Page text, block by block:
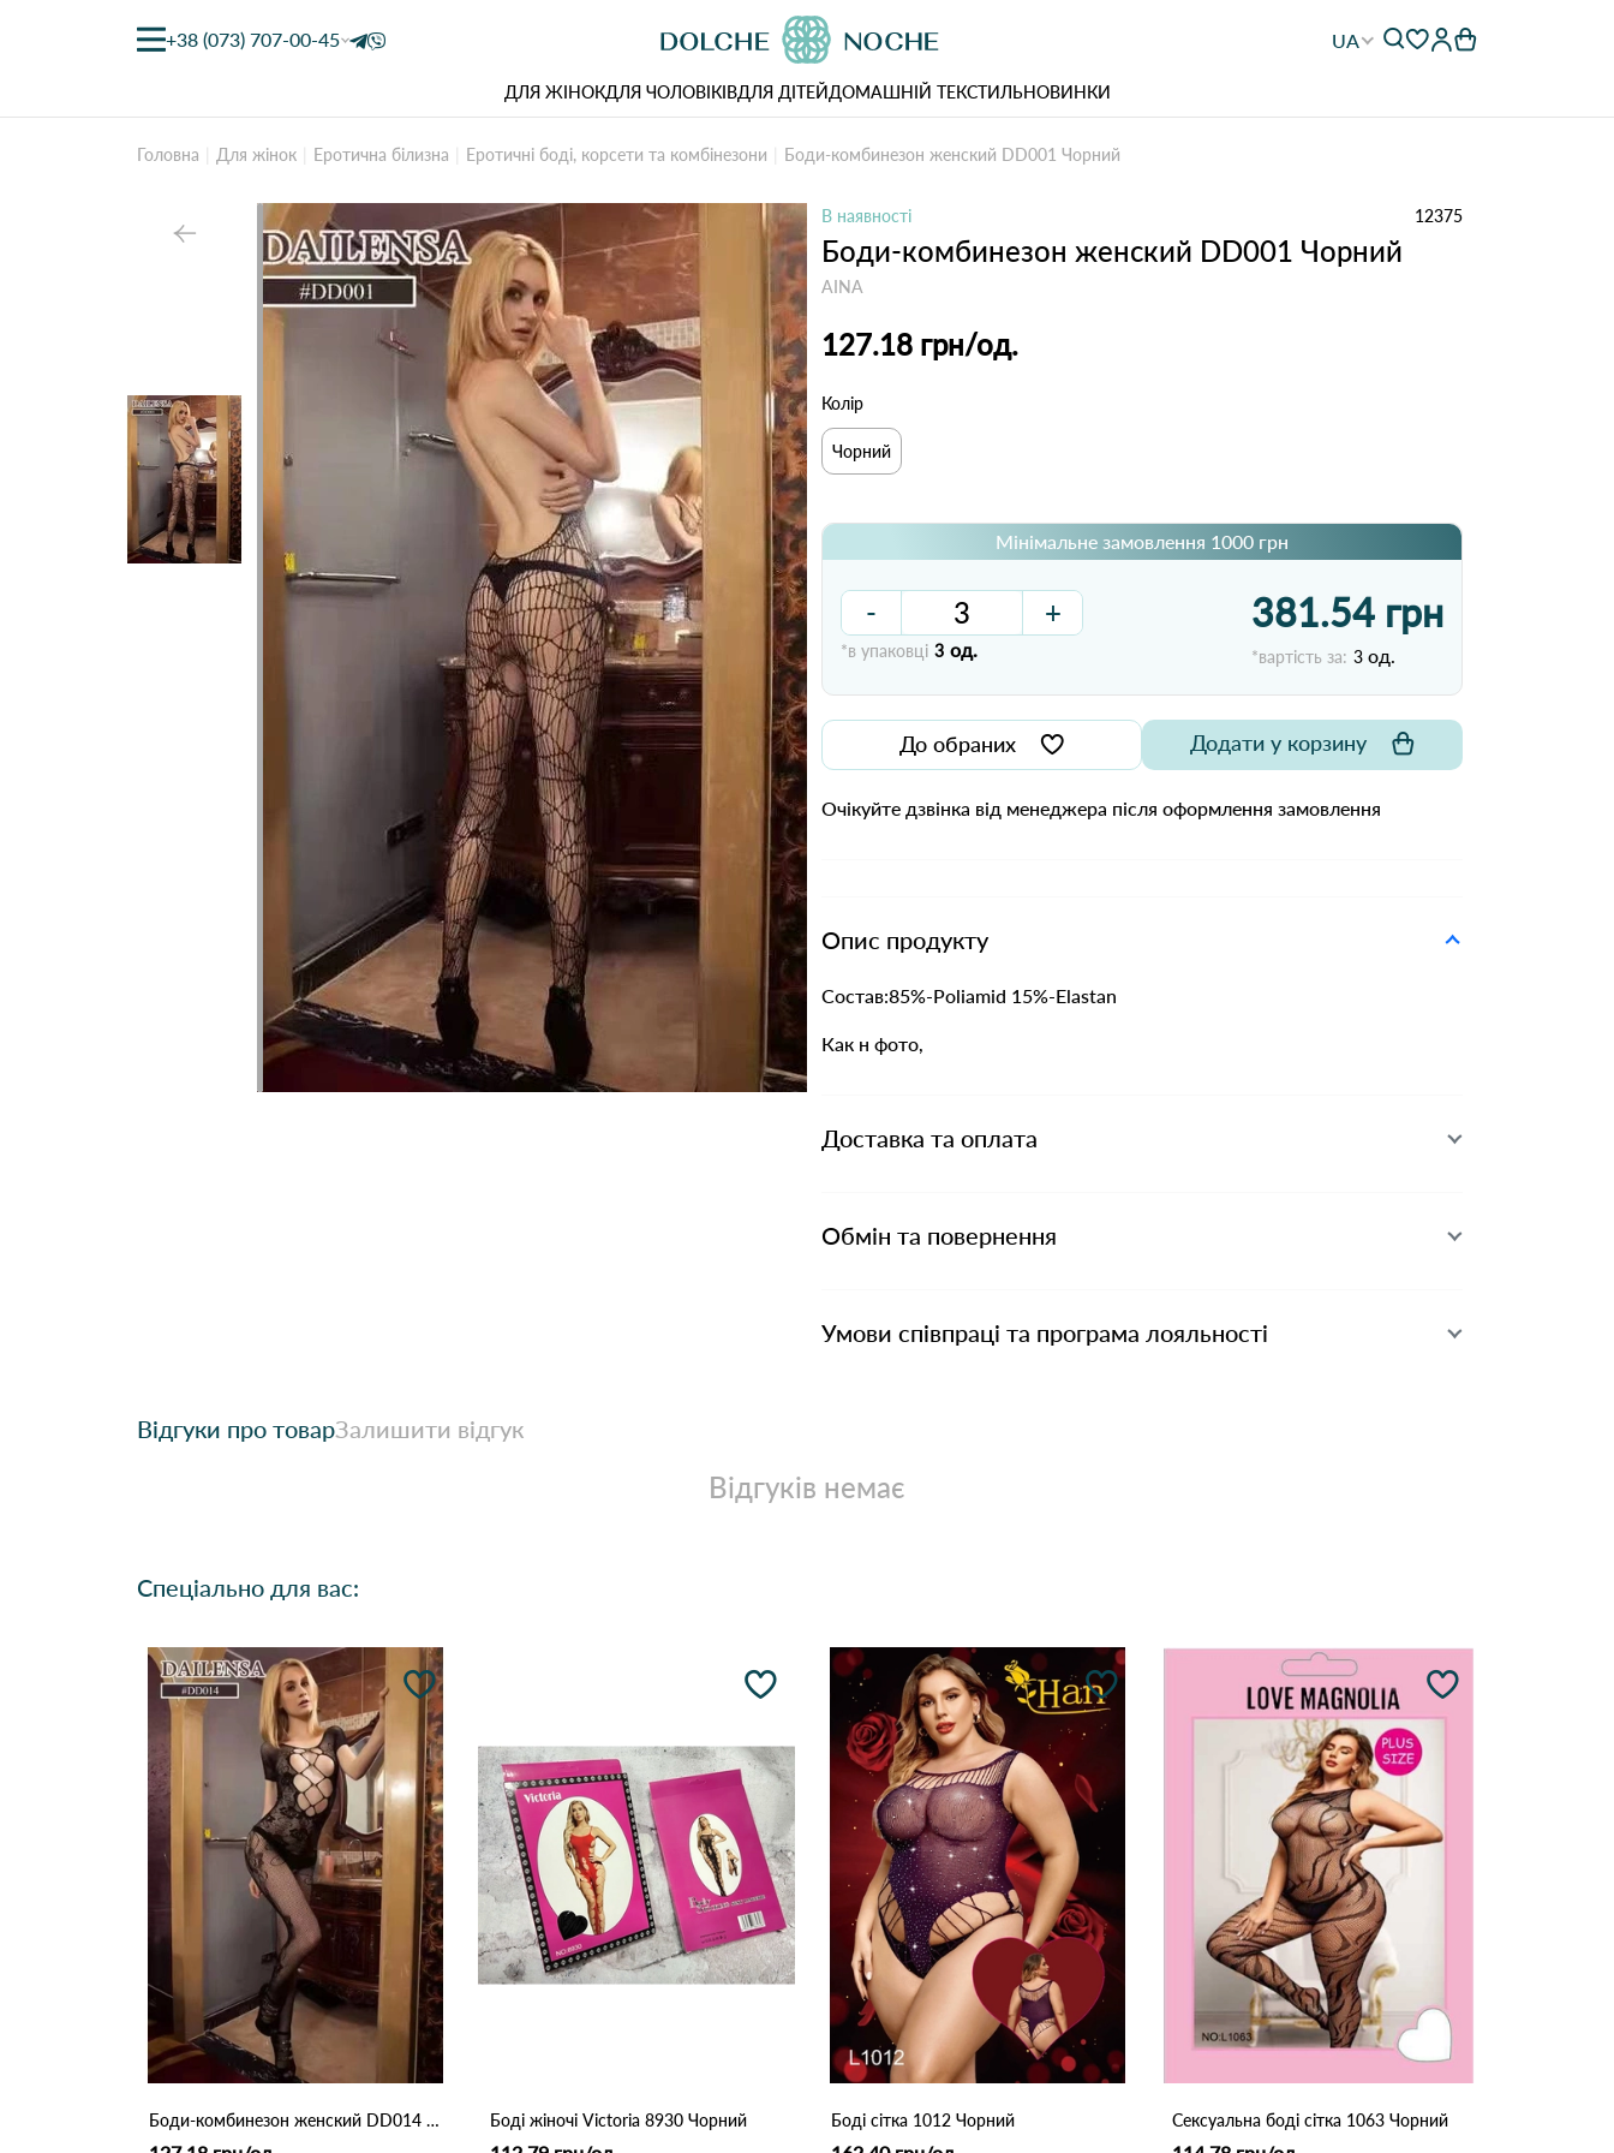
+38 (073) 707-00-45 UA
ДЛЯ ЖІНОКДЛЯ ЧОЛОВІКІВДЛЯ ДІТЕЙДОМАШНІЙ ТЕКСТИЛЬНОВИНКИ
Головна Для жінок Еротична білизна Еротичні боді, корсети та комбінезони Боди-комбинезон женский DD001 Чорний
В наявності 12375
Боди-комбинезон женский DD001 Чорний
AINA
127.18 грн/од.
Колір
Чорний
Мінімальне замовлення 1000 грн
- +
*в упаковці 3 од.
381.54 грн
*вартість за: 3 од.
До обраних Додати у корзину
Очікуйте дзвінка від менеджера після оформлення замовлення
Опис продукту
Состав:85%-Poliamid 15%-Elastan
Как н фото,
Доставка та оплата
Обмін та повернення
Умови співпраці та програма лояльності
Відгуки про товарЗалишити відгук
Відгуків немає
Спеціально для вас:
Боди-комбинезон женский DD014 Чорний Боді жіночі Victoria 8930 Чорний Боді сітка 1012 Чорний Сексуальна боді сітка 1063 Чорний